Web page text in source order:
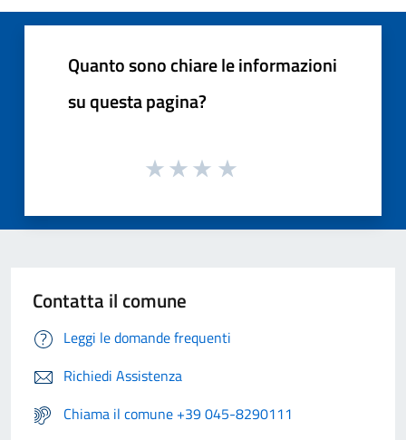
Quanto sono chiare le informazioni
su questa pagina?
Contatta il comune
Leggi le domande frequenti
Richiedi Assistenza
Chiama il comune +39 045-8290111